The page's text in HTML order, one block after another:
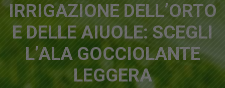
IRRIGAZIONE DELL’ORTO
E DELLE AIUOLE: SCEGLI
L’ALA GOCCIOLANTE
LEGGERA